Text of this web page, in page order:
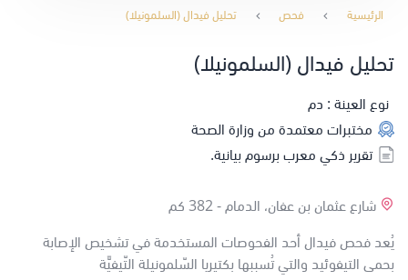
الرئيسية فحص تحليل فيدال (السلمونيلا)
تحليل فيدال (السلمونيلا)
نوع العينة : دم
مختبرات معتمدة من وزارة الصحة
تقرير ذكي معرب برسوم بيانية.
شارع عثمان بن عفان، الدمام -382 كم
يُعد فحص فيدال أحد الفحوصات المستخدمة في تشخيص الإصابة
بحمى التيفوئيد والتي تُسببها بكتيريا السّلمونيلة التّيفيَّة